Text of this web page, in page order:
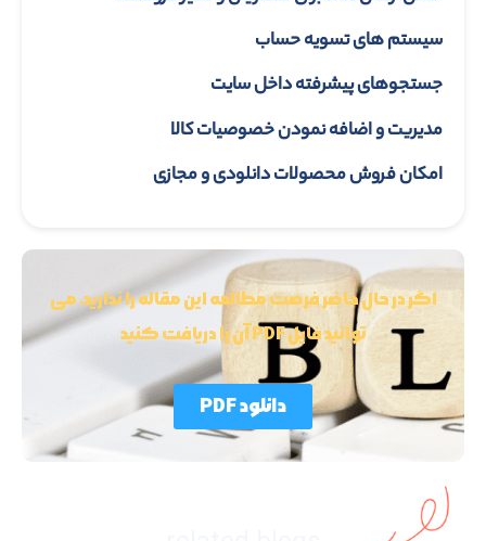
سیستم های تسویه حساب
جستجوهای پیشرفته داخل سایت
مدیریت و اضافه نمودن خصوصیات کالا
امکان فروش محصولات دانلودی و مجازی
اگر در حال حاضر فرصت مطالعه این مقاله را ندارید، می
توانید فایل PDF آن را دریافت کنید
دانلود PDF